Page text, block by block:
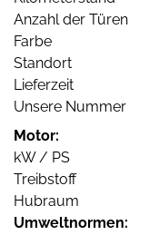
Anzahl der Türen
Farbe
Standort
Lieferzeit
Unsere Nummer
Motor:
kW / PS
Treibstoff
Hubraum
Umweltnormen: